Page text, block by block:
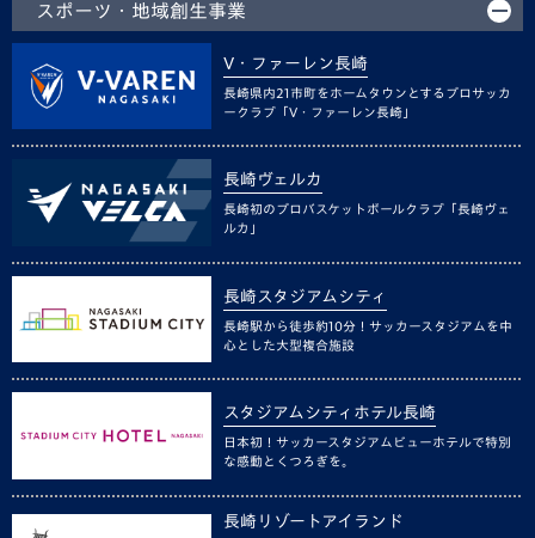
スポーツ・地域創生事業
V・ファーレン長崎
長崎県内21市町をホームタウンとするプロサッカ
ークラブ「V・ファーレン長崎」
長崎ヴェルカ
長崎初のプロバスケットボールクラブ「長崎ヴェ
ルカ」
長崎スタジアムシティ
長崎駅から徒歩約10分！サッカースタジアムを中
心とした大型複合施設
スタジアムシティホテル長崎
日本初！サッカースタジアムビューホテルで特別
な感動とくつろぎを。
長崎リゾートアイランド